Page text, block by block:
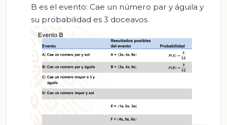
B es el evento: Cae un número par y águila y
su probabilidad es 3 doceavos